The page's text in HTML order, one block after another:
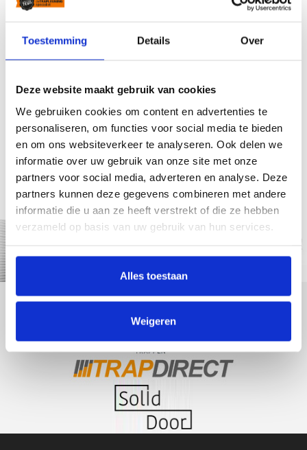
Toestemming Details Over
Deze website maakt gebruik van cookies
We gebruiken cookies om content en advertenties te
personaliseren, om functies voor social media te bieden
en om ons websiteverkeer te analyseren. Ook delen we
informatie over uw gebruik van onze site met onze
partners voor social media, adverteren en analyse. Deze
partners kunnen deze gegevens combineren met andere
informatie die u aan ze heeft verstrekt of die ze hebben
verzameld op basis van uw gebruik van hun services.
Alles toestaan
Weigeren
Kan ik een specifieke aanpassing doorgeven?
Vakmanschap
Vervaardigd door Teus
de trapleuning specialist
Voorraad
Alle producten uit eigen
voorraad.
Groot assortiment
Met leuninghouders en
leuningen
Hoogwaardige
materialen